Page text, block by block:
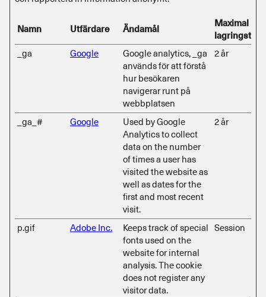
Namn Utfärdare Ändamål
Maximal
lagringstid
_ga
Google
Google analytics, _ga
används för att förstå
hur besökaren
navigerar runt på
webbplatsen
2 år
_ga_# Google
Used by Google
Analytics to collect
data on the number
of times a user has
visited the website as
well as dates for the
first and most recent
visit.
2 år
p.gif Adobe Inc.
Keeps track of special
fonts used on the
website for internal
analysis. The cookie
does not register any
visitor data.
Session